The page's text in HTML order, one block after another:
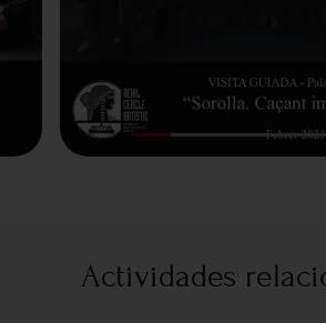
Actividades